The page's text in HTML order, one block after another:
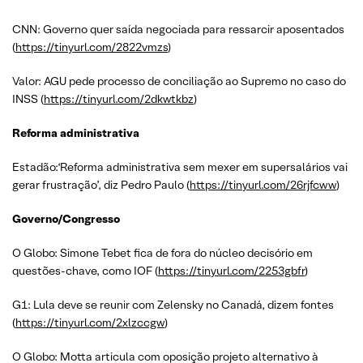
CNN: Governo quer saída negociada para ressarcir aposentados
(https://tinyurl.com/2822vmzs)
Valor: AGU pede processo de conciliação ao Supremo no caso do
INSS (https://tinyurl.com/2dkwtkbz)
Reforma administrativa
Estadão:‘Reforma administrativa sem mexer em supersalários vai
gerar frustração’, diz Pedro Paulo (https://tinyurl.com/26rjfcww)
Governo/Congresso
O Globo: Simone Tebet fica de fora do núcleo decisório em
questões-chave, como IOF (https://tinyurl.com/2253gbfr)
G1: Lula deve se reunir com Zelensky no Canadá, dizem fontes
(https://tinyurl.com/2xlzccgw)
O Globo: Motta articula com oposição projeto alternativo à